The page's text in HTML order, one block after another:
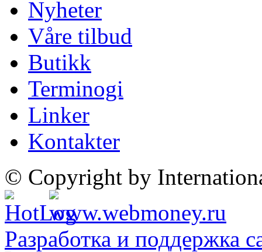
Nyheter
Våre tilbud
Butikk
Terminogi
Linker
Kontakter
© Copyright by
Разработка и поддержка